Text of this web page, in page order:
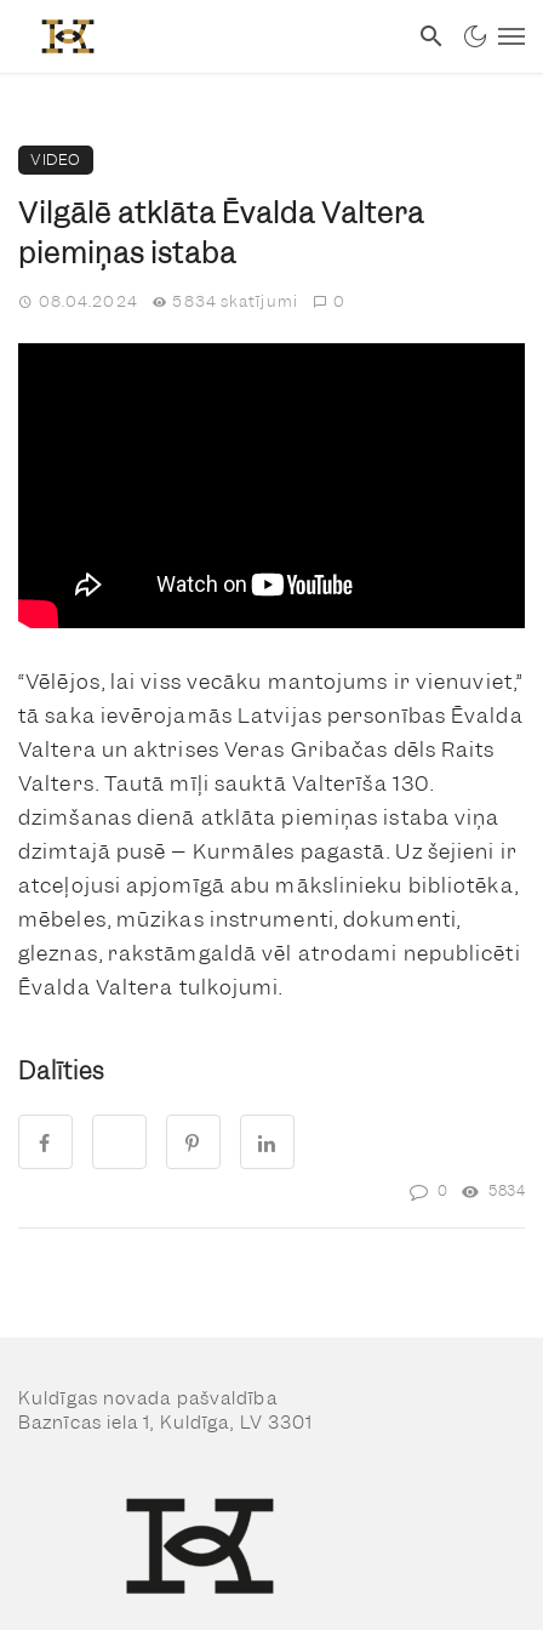
VIDEO
Vilgālē atklāta Ēvalda Valtera
piemiņas istaba
08.04.2024 5834 skatījumi 0
“Vēlējos, lai viss vecāku mantojums ir vienuviet,”
tā saka ievērojamās Latvijas personības Ēvalda
Valtera un aktrises Veras Gribačas dēls Raits
Valters. Tautā mīļi sauktā Valterīša 130.
dzimšanas dienā atklāta piemiņas istaba viņa
dzimtajā pusē – Kurmāles pagastā. Uz šejieni ir
atceļojusi apjomīgā abu mākslinieku bibliotēka,
mēbeles, mūzikas instrumenti, dokumenti,
gleznas, rakstāmgaldā vēl atrodami nepublicēti
Ēvalda Valtera tulkojumi.
Dalīties
0 5834
Kuldīgas novada pašvaldība
Baznīcas iela 1, Kuldīga, LV 3301